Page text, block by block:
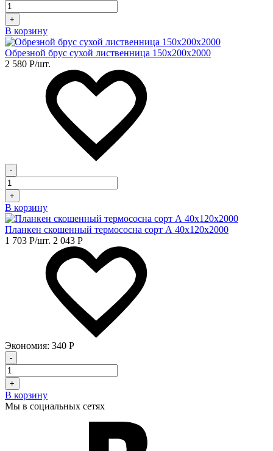
+
В корзину
Обрезной брус сухой лиственница 150х200х2000
2 580 Р/шт.
-
+
В корзину
Планкен скошенный термососна сорт А 40х120х2000
1 703 Р/шт. 2 043 Р
Экономия: 340 Р
-
+
В корзину
Мы в социальных сетях